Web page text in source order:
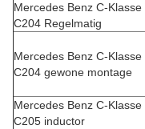
Mercedes Benz C-Klasse
C204 Regelmatig
Mercedes Benz C-Klasse
C204 gewone montage
Mercedes Benz C-Klasse
C205 inductor